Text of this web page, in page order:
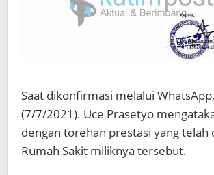
Saat dikonfirmasi melalui
(7/7/2021). Uce Prasetyo
dengan torehan prestasi yang telah
Rumah Sakit miliknya tersebut.